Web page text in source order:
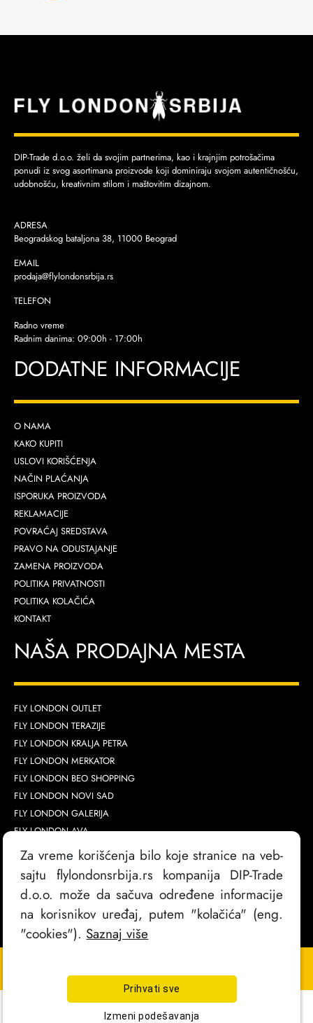
DIP-Trade d.o.o. želi da svojim partnerima, kao i krajnjim potrošačima
ponudi iz svog asortimana proizvode koji dominiraju svojom autentičnošću,
udobnošću, kreativnim stilom i maštovitim dizajnom.
ADRESA
Beogradskog bataljona 38, 11000 Beograd
EMAIL
prodaja@flylondonsrbija.rs
TELEFON
Radno vreme
Radnim danima: 09:00h - 17:00h
DODATNE INFORMACIJE
O NAMA
KAKO KUPITI
USLOVI KORIŠĆENJA
NAČIN PLAĆANJA
ISPORUKA PROIZVODA
REKLAMACIJE
POVRAĆAJ SREDSTAVA
PRAVO NA ODUSTAJANJE
ZAMENA PROIZVODA
POLITIKA PRIVATNOSTI
POLITIKA KOLAČIĆA
KONTAKT
NAŠA PRODAJNA MESTA
FLY LONDON OUTLET
FLY LONDON TERAZIJE
FLY LONDON KRALJA PETRA
FLY LONDON MERKATOR
FLY LONDON BEO SHOPPING
FLY LONDON NOVI SAD
FLY LONDON GALERIJA
FLY LONDON AVA
Izrada sajta
Za vreme korišćenja bilo koje stranice na veb-
sajtu flylondonsrbija.rs kompanija DIP-Trade
d.o.o. može da sačuva određene informacije
na korisnikov uređaj, putem "kolačića" (eng.
"cookies"). Saznaj više
Prihvati sve
Izmeni podešavanja